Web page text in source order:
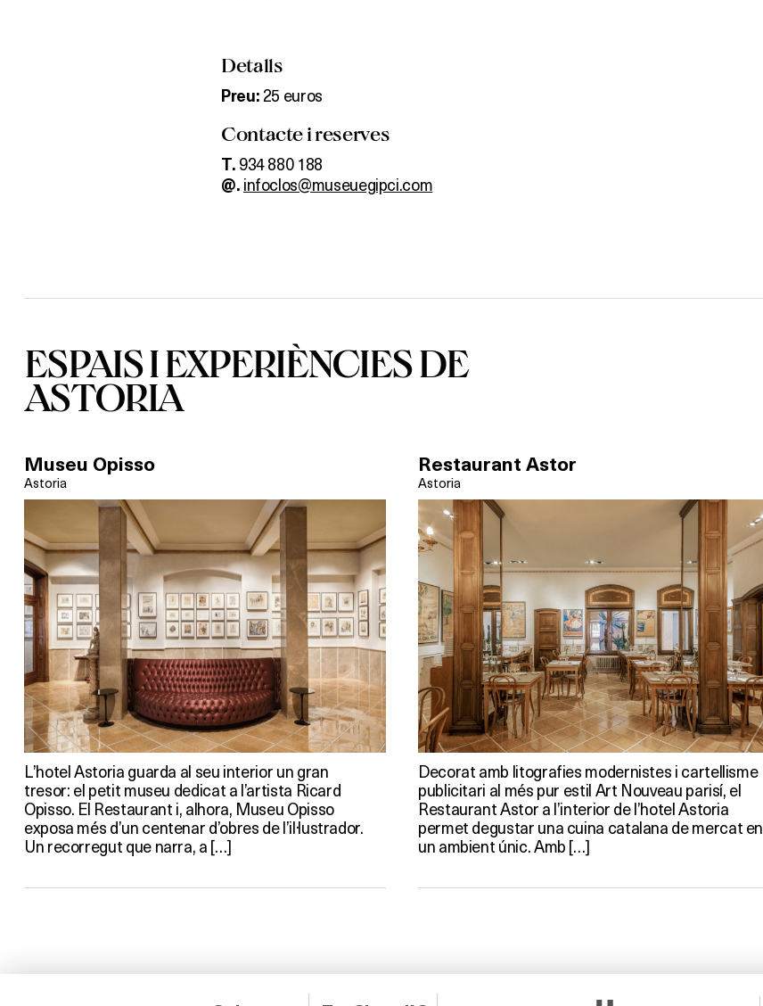
Detalls
Preu: 25 euros
Contacte i reserves
T. 934 880 188
@. infoclos@museuegipci.com
ESPAIS I EXPERIÈNCIES DE
ASTORIA
Museu Opisso
Astoria
L’hotel Astoria guarda al seu interior un gran
tresor: el petit museu dedicat a l’artista Ricard
Opisso. El Restaurant i, alhora, Museu Opisso
exposa més d’un centenar d’obres de l’il·lustrador.
Un recorregut que narra, a […]
Restaurant Astor
Astoria
Decorat amb litografies modernistes i cartellisme
publicitari al més pur estil Art Nouveau parisí, el
Restaurant Astor a l’interior de l’hotel Astoria
permet degustar una cuina catalana de mercat en
un ambient únic. Amb […]